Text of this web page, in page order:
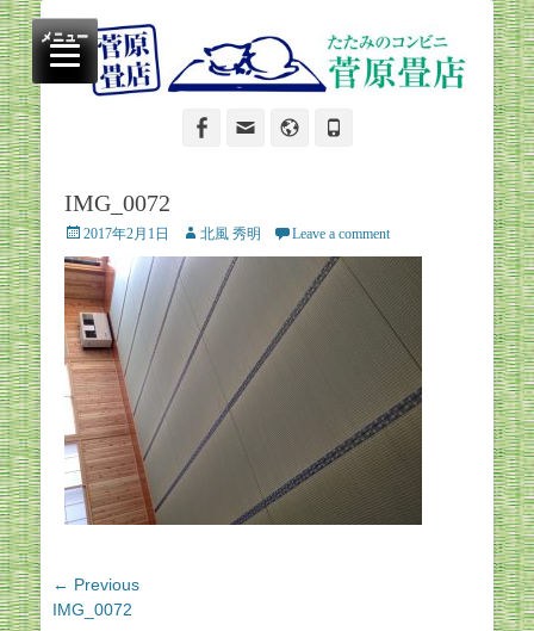
菅原畳店
たたみのコンビニ
Facebook
Email Website
IMG_0072
Posted
on
2017年2月1日 Author
北風 秀明 Leave a comment
投
稿
← Previous
Previous
IMG_0072
メニュー